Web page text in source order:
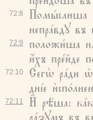
72:8
72:9
72:10
72:11
Помы́слиша
непра́вдꙋ
положи́ша
и҆́хъ пре́йде
Сегѡ̀ ра́ди
дні́е
И҆ рѣ́ша: